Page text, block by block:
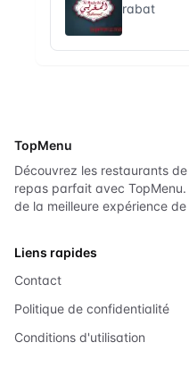
rabat
TopMenu
Découvrez les restaurants
repas parfait avec
de la meilleure expérience de
Liens rapides
Contact
Politique de confidentialité
Conditions d'utilisation